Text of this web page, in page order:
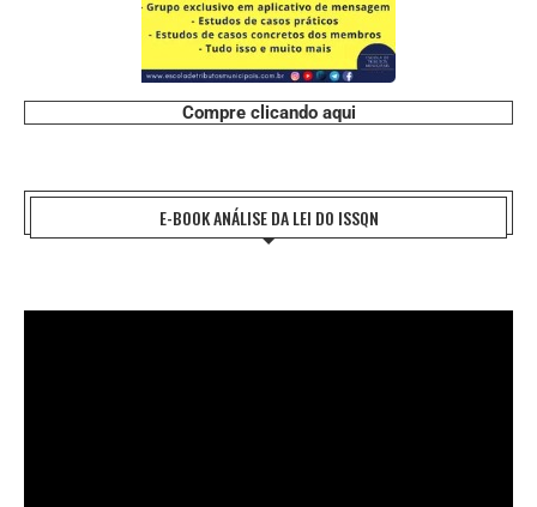
Compre clicando aqui
E-BOOK ANÁLISE DA LEI DO ISSQN